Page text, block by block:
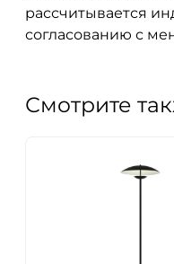
рассчитывается
согласованию с
Смотрите